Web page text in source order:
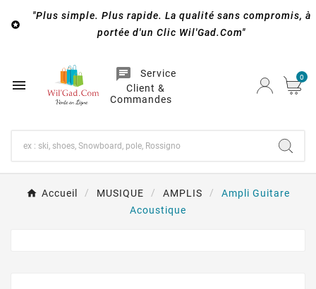

"Plus simple. Plus rapide. La qualité sans compromis, à
portée d'un Clic Wil'Gad.Com"

chat
Service
Client &
Commandes
0
Accueil MUSIQUE AMPLIS
Ampli Guitare
Acoustique